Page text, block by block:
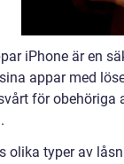
iPhone är en
appar med
för obehöriga
olika typer av